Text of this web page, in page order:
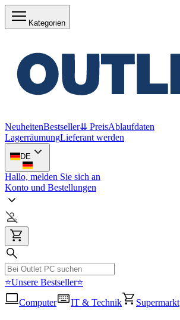
Kategorien
NeuheitenBestseller⇊ PreisAblaufdaten
LagerräumungLieferant werden
DE
Hallo, melden Sie sich an
Konto und Bestellungen
⭐Unsere Bestseller⭐
Computer
IT & Technik Supermarkt